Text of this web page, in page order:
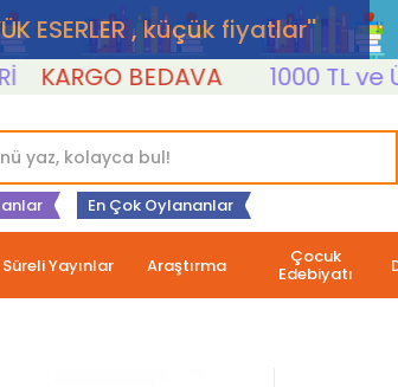
ESERLER , küçük fiyatlar''
KARGO BEDAVA 1000 TL ve
En Çok Oylananlar
Süreli Yayınlar Araştırma Çocuk
Edebiyatı